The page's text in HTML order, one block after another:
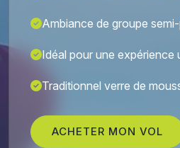
Ambiance de groupe
Idéal pour une expérience
Traditionnel verre de
ACHETER MON VOL